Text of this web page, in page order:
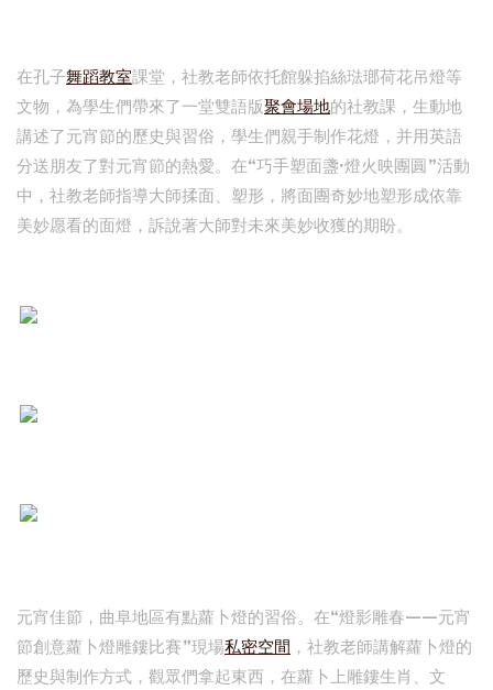
在孔子舞蹈教室課堂，社教老師依托館躲掐絲琺瑯荷花吊燈等
文物，為學生們帶來了一堂雙語版聚會場地的社教課，生動地
講述了元宵節的歷史與習俗，學生們親手制作花燈，并用英語
分送朋友了對元宵節的熱愛。在“巧手塑面盞·燈火映團圓”活動
中，社教老師指導大師揉面、塑形，將面團奇妙地塑形成依靠
美妙愿看的面燈，訴說著大師對未來美妙收獲的期盼。
元宵佳節，曲阜地區有點蘿卜燈的習俗。在“燈影雕春——元宵
節創意蘿卜燈雕鏤比賽”現場私密空間 ，社教老師講解蘿卜燈的
歷史與制作方式，觀眾們拿起東西，在蘿卜上雕鏤生肖、文